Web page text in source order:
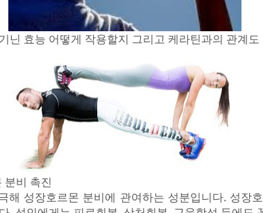
닌 효능 어떻게 작용할지 그리고 케라틴과의 관계
분비 촉진
해 성장호르몬 분비에 관여하는 성분입니다. 성장